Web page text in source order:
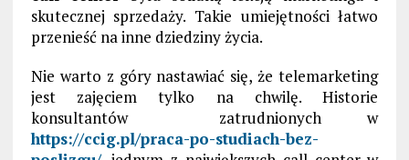
skutecznej sprzedaży. Takie umiejętności łatwo
przenieść na inne dziedziny życia.
Nie warto z góry nastawiać się, że telemarketing
jest zajęciem tylko na chwilę. Historie
konsultantów zatrudnionych w
https://ccig.pl/praca-po-studiach-bez-